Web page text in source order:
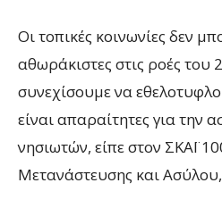
Οι τοπικές κοινωνίες δεν
αθωράκιστες στις ροές
συνεχίσουμε να
είναι απαραίτητες για την
νησιωτών, είπε στον ΣΚΑΪ
Μετανάστευσης και